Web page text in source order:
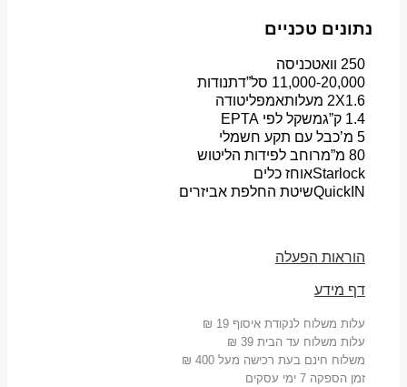
נתונים טכניים
250 וואט
כניסה
11,000-20,000 סל”ד
תנודות
2X1.6 מעלות
אמפליטודה
1.4 ק”ג
משקל לפי EPTA
5 מ’
כבל עם תקע חשמלי
80 מ”מ
רוחב לפידות הליטוש
Starlockאוחז כלים
QuickINשיטת החלפת אביזרים
הוראות הפעלה
דף מידע
עלות משלוח לנקודת איסוף 19 ₪
עלות משלוח עד הבית 39 ₪
משלוח חינם בעת רכישה מעל 400 ₪
זמן הספקה 7 ימי עסקים